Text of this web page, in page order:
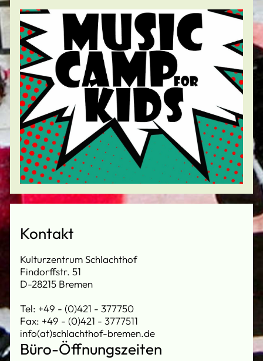
Kontakt
Kulturzentrum Schlachthof
Findorffstr. 51
D-28215 Bremen
Tel: +49 - (0)421 - 377750
Fax: +49 - (0)421 - 3777511
info(at)schlachthof-bremen.de
Büro-Öffnungszeiten